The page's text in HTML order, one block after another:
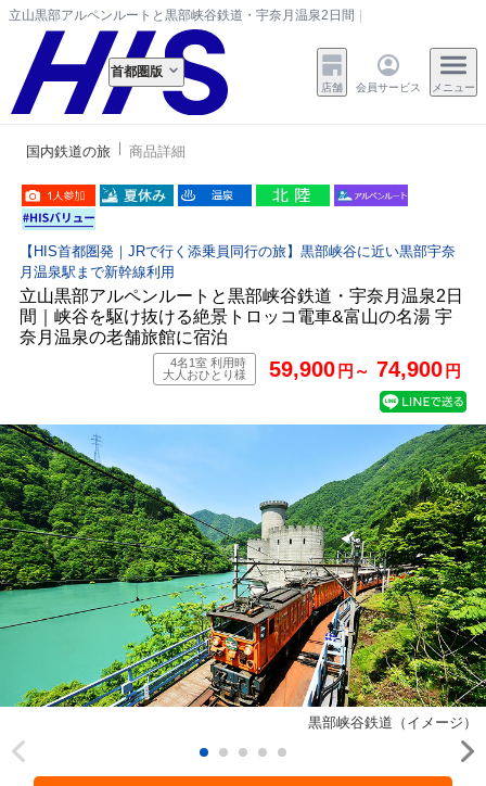
立山黒部アルペンルートと黒部峡谷鉄道・宇奈月温泉2日間｜峡谷を駆け抜ける
首都圏版
店舗 会員サービス メニュー
国内鉄道の旅 商品詳細
【HIS首都圏発｜JRで行く添乗員同行の旅】黒部峡谷に近い黒部宇奈
月温泉駅まで新幹線利用
立山黒部アルペンルートと黒部峡谷鉄道・宇奈月温泉2日
間｜峡谷を駆け抜ける絶景トロッコ電車&富山の名湯 宇
奈月温泉の老舗旅館に宿泊
4名1室 利用時
大人おひとり様
59,900 円～ 74,900 円
黒部峡谷鉄道（イメージ）